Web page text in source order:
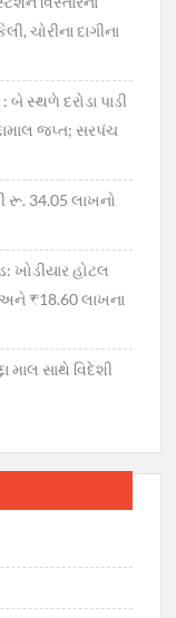
ચોરીના દાગીના
બે સ્થળે દરોડા પાડી
જપ્ત; સરપંચ
રૂ. 34.05 લાખનો
ખોડીયાર હોટલ
₹18.60 લાખના
માલ સાથે વિદેશી